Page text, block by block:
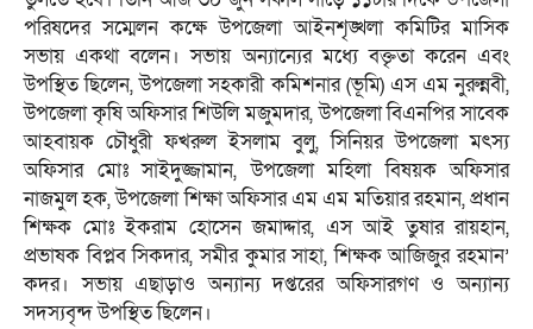
পরিষদের সম্মেলন কক্ষে উপজেলা আইনশৃঙ্খলা কমিটির মাসিক
সভায় একথা বলেন। সভায় অন্যান্যের মধ্যে বক্তৃতা করেন এবং
উপস্থিত ছিলেন, উপজেলা সহকারী কমিশনার (ভূমি) এস এম নুরুন্নবী,
উপজেলা কৃষি অফিসার শিউলি মজুমদার, উপজেলা বিএনপির সাবেক
আহবায়ক চৌধুরী ফখরুল ইসলাম বুলু, সিনিয়র উপজেলা মৎস্য
অফিসার মোঃ সাইদুজ্জামান, উপজেলা মহিলা বিষয়ক অফিসার
নাজমুল হক, উপজেলা শিক্ষা অফিসার এম এম মতিয়ার রহমান, প্রধান
শিক্ষক মোঃ ইকরাম হোসেন জমাদ্দার, এস আই তুষার রায়হান,
প্রভাষক বিপ্লব সিকদার, সমীর কুমার সাহা, শিক্ষক আজিজুর রহমান’
কদর। সভায় এছাড়াও অন্যান্য দপ্তরের অফিসারগণ ও অন্যান্য
সদস্যবৃন্দ উপস্থিত ছিলেন।